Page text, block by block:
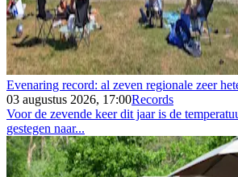
Evenaring record: al zeven regionale zeer
03 augustus 2026, 17:00Records
Voor de zevende keer dit jaar is de
gestegen naar...